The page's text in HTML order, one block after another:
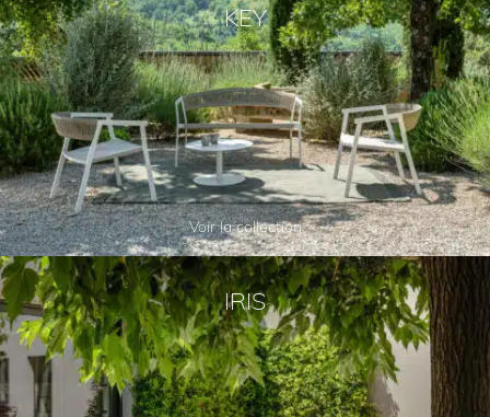
KEY
Voir la collection
IRIS